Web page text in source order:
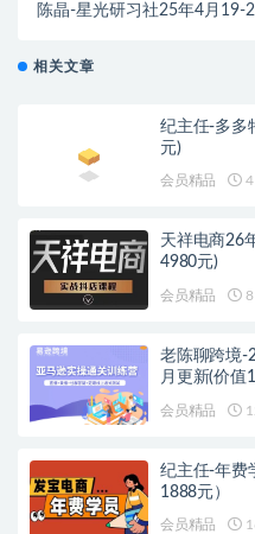
陈晶-星光研习社25年4月19-
相关文章
纪主任-多多
元)
会员精品 4
天祥电商26
4980元)
会员精品 8
老陈聊跨境-
月更新(价值
会员精品
纪主任-年费
1888元）
会员精品